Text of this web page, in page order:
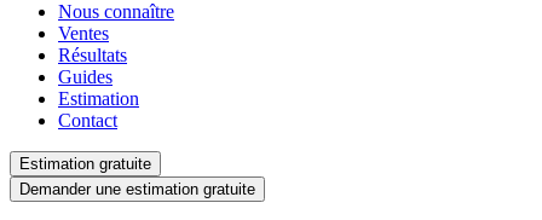
Nous connaître
Ventes
Résultats
Guides
Estimation
Contact
Estimation gratuite
Demander une estimation gratuite